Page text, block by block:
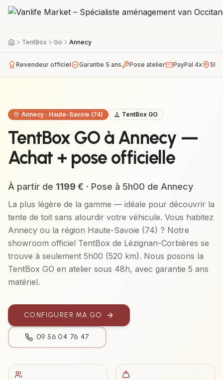
TentBox Go Annecy
Revendeur officiel Garantie 5 ans Pose atelier PayPal 4x
Annecy · Haute-Savoie (74) TentBox GO
TentBox GO à Annecy —
Achat + pose officielle
À partir de 1199 € · Pose à 5h00 de Annecy
La plus légère de la gamme — idéale pour découvrir la
tente de toit sans alourdir votre véhicule. Vous habitez
Annecy ou la région Haute-Savoie (74) ? Notre
showroom officiel TentBox de Lézignan-Corbières se
trouve à seulement 5h00 (520 km). Nous posons la
TentBox GO en atelier sous 48h, avec garantie 5 ans
matériel.
CONFIGURER MA GO
09 56 04 76 47